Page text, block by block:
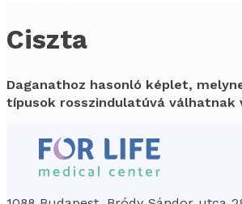
Ciszta
Daganathoz hasonló képlet,
típusok rosszindulatúvá